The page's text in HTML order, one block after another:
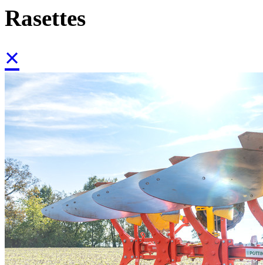
Rasettes
×